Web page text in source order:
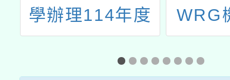
學辦理114年度
「B2 PBL 教學
應用工作坊」
WRG
賽」
11月